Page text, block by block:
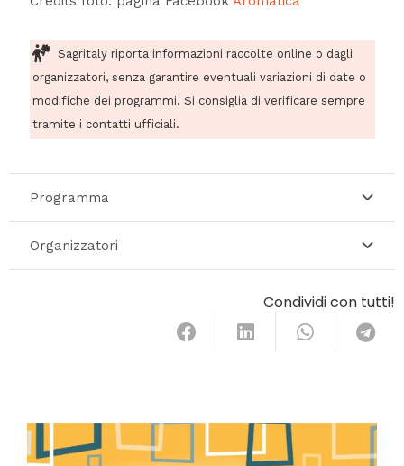
Sagritaly riporta informazioni raccolte online o dagli
organizzatori, senza garantire eventuali variazioni di date o
modifiche dei programmi. Si consiglia di verificare sempre
tramite i contatti ufficiali.
Programma
Organizzatori
Condividi con tutti!